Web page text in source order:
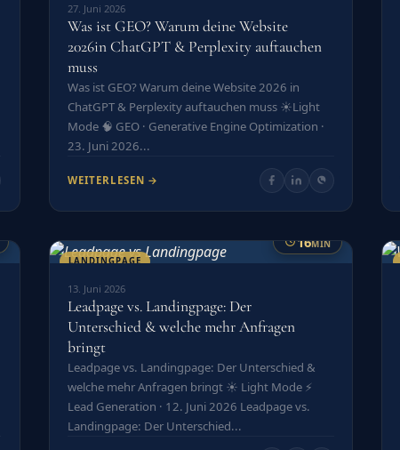
27. Juni 2026
Was ist GEO? Warum deine Website
2026in ChatGPT & Perplexity auftauchen
muss
Was ist GEO? Warum deine Website 2026 in
ChatGPT & Perplexity auftauchen muss ☀️Light
Mode 🧠 GEO · Generative Engine Optimization ·
23. Juni 2026...
WEITERLESEN →
LANDINGPAGE
16MIN
13. Juni 2026
Leadpage vs. Landingpage: Der
Unterschied & welche mehr Anfragen
bringt
Leadpage vs. Landingpage: Der Unterschied &
welche mehr Anfragen bringt ☀️ Light Mode ⚡
Lead Generation · 12. Juni 2026 Leadpage vs.
Landingpage: Der Unterschied...